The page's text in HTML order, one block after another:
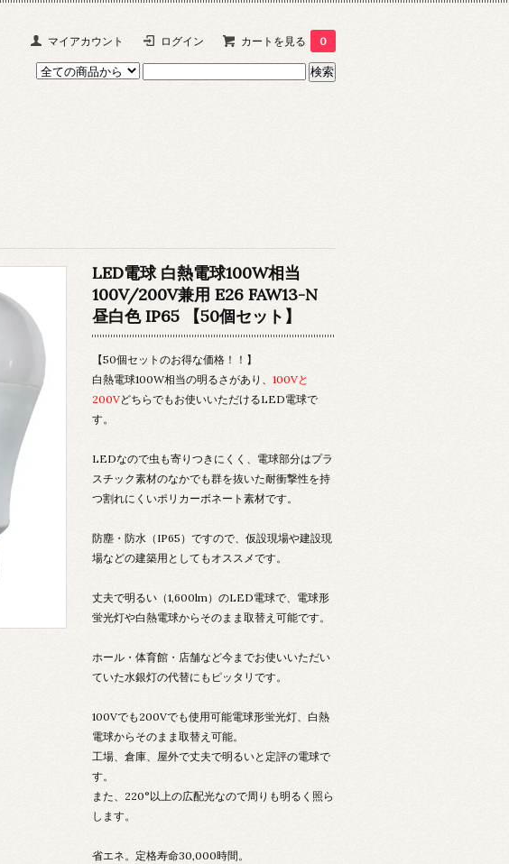
マイアカウント ログイン カートを見る 0
LED電球 白熱電球100W相当
100V/200V兼用 E26 FAW13-N
昼白色 IP65 【50個セット】
【50個セットのお得な価格！！】
白熱電球100W相当の明るさがあり、 100Vと
200Vどちらでもお使いいただけるLED電球で
す。
LEDなので虫も寄りつきにくく、電球部分はプラ
スチック素材のなかでも群を抜いた耐衝撃性を持
つ割れにくいポリカーボネート素材です。
防塵・防水（IP65）ですので、仮設現場や建設現
場などの建築用としてもオススメです。
丈夫で明るい（1,600lm）のLED電球で、電球形
蛍光灯や白熱電球からそのまま取替え可能です。
ホール・体育館・店舗など今までお使いいただい
ていた水銀灯の代替にもピッタリです。
100Vでも200Vでも使用可能電球形蛍光灯、白熱
電球からそのまま取替え可能。
工場、倉庫、屋外で丈夫で明るいと定評の電球で
す。
また、220°以上の広配光なので周りも明るく照ら
します。
省エネ。定格寿命30,000時間。